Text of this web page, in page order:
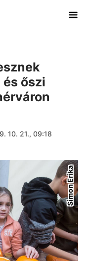
őszi
10. 21., 09:18
Simon Erika